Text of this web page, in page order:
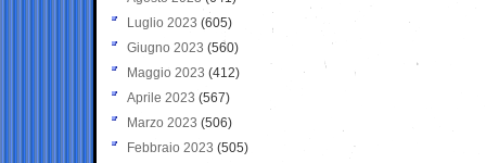
Luglio 2023 (605)
Giugno 2023 (560)
Maggio 2023 (412)
Aprile 2023 (567)
Marzo 2023 (506)
Febbraio 2023 (505)